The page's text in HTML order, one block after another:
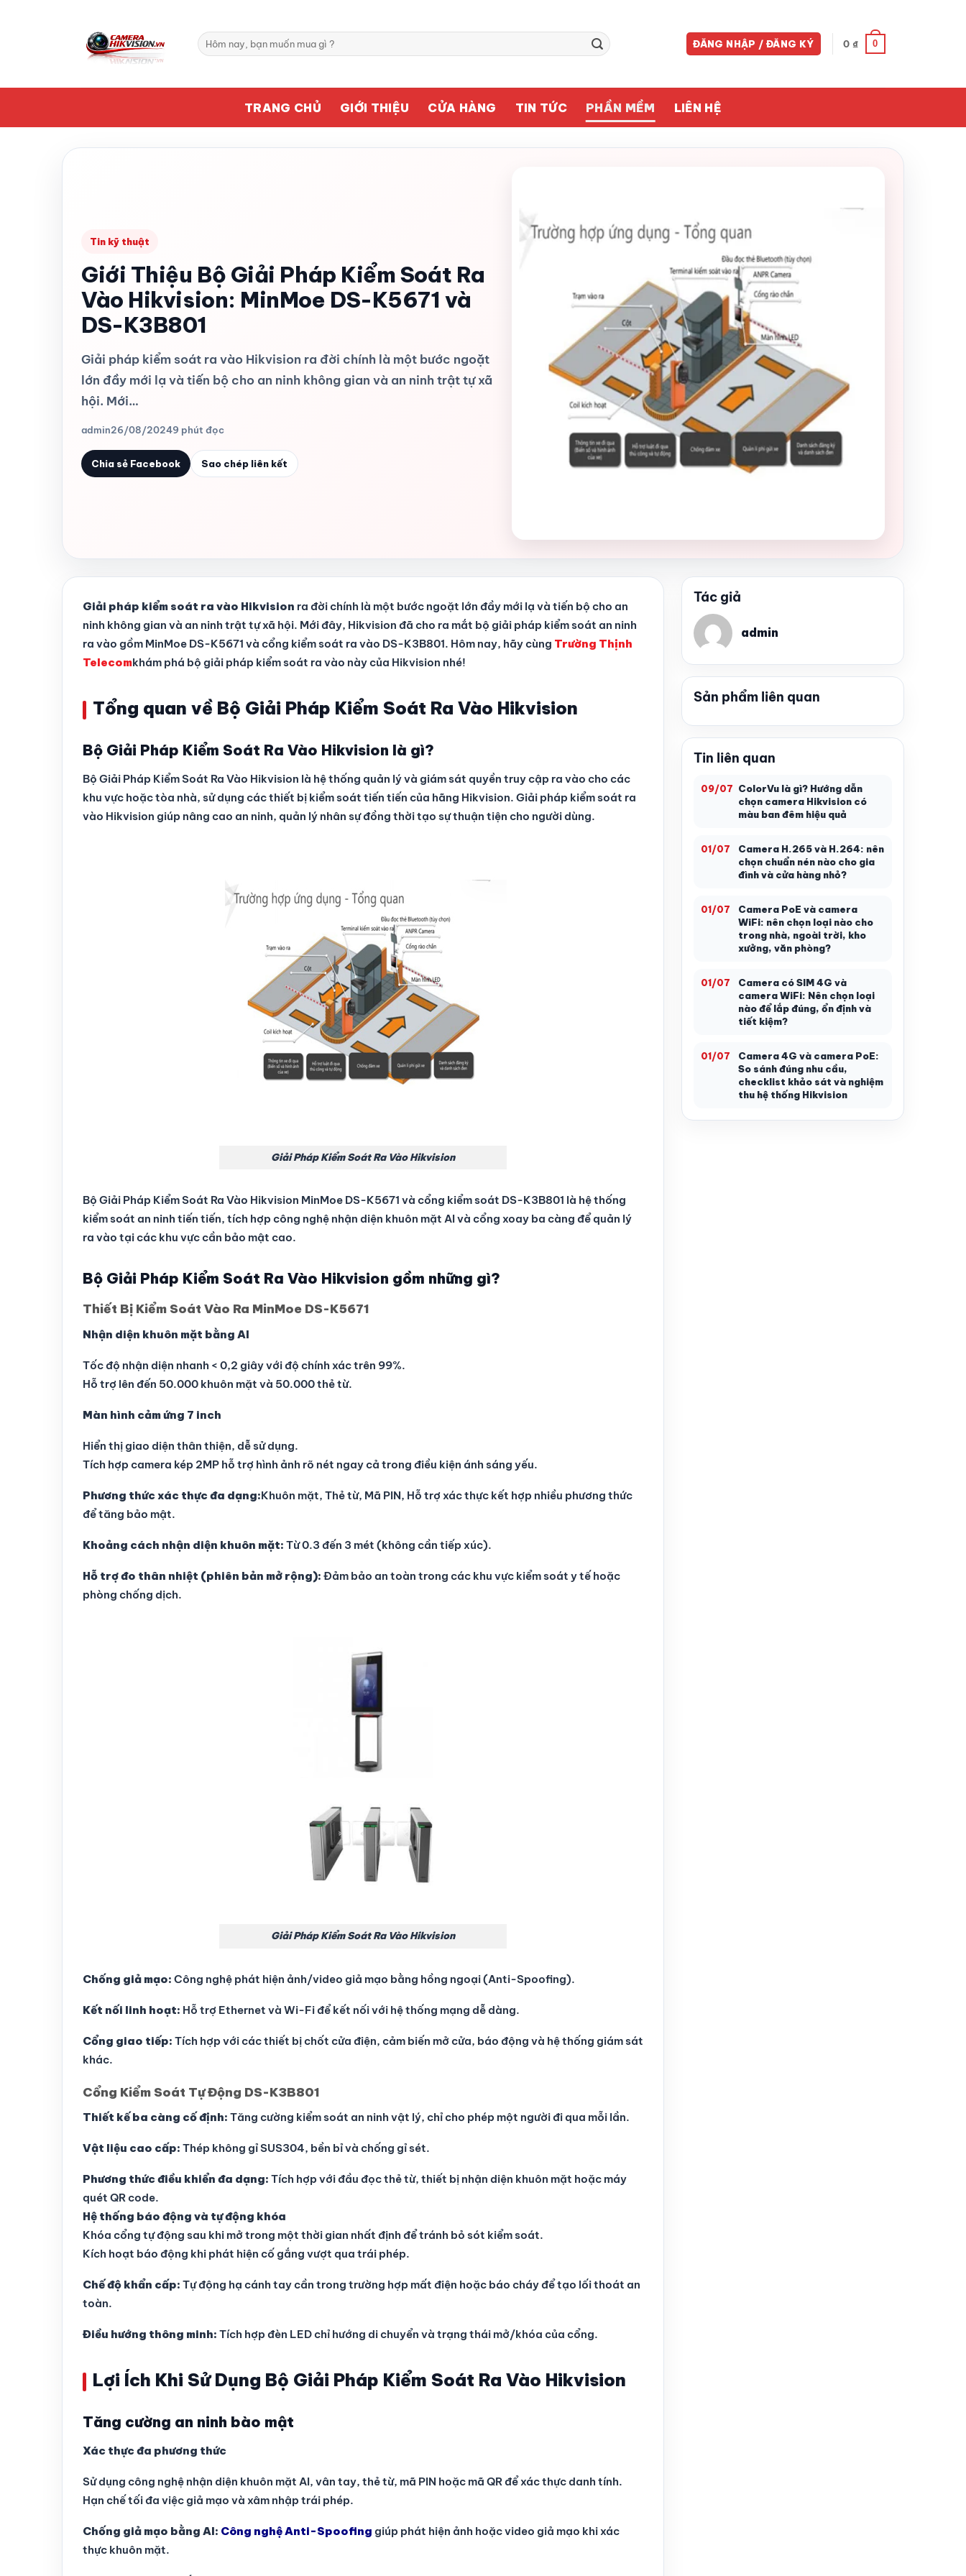
Tìm
kiếm:
ĐĂNG NHẬP / ĐĂNG KÝ 0 ₫ 0
TRANG CHỦ GIỚI THIỆU CỬA HÀNG TIN TỨC PHẦN MỀM LIÊN HỆ
Tin kỹ thuật
Giới Thiệu Bộ Giải Pháp Kiểm Soát Ra
Vào Hikvision: MinMoe DS-K5671 và
DS-K3B801
Giải pháp kiểm soát ra vào Hikvision ra đời chính là một bước ngoặt
lớn đầy mới lạ và tiến bộ cho an ninh không gian và an ninh trật tự xã
hội. Mới…
admin26/08/20249 phút đọc
Chia sẻ Facebook Sao chép liên kết
Giải pháp kiểm soát ra vào Hikvision ra đời chính là một bước ngoặt lớn đầy mới lạ và tiến bộ cho an
ninh không gian và an ninh trật tự xã hội. Mới đây, Hikvision đã cho ra mắt bộ giải pháp kiểm soát an ninh
ra vào gồm MinMoe DS-K5671 và cổng kiểm soát ra vào DS-K3B801. Hôm nay, hãy cùng Trường Thịnh
Telecomkhám phá bộ giải pháp kiểm soát ra vào này của Hikvision nhé!
Tổng quan về Bộ Giải Pháp Kiểm Soát Ra Vào Hikvision
Bộ Giải Pháp Kiểm Soát Ra Vào Hikvision là gì?
Bộ Giải Pháp Kiểm Soát Ra Vào Hikvision là hệ thống quản lý và giám sát quyền truy cập ra vào cho các
khu vực hoặc tòa nhà, sử dụng các thiết bị kiểm soát tiến tiến của hãng Hikvision. Giải pháp kiểm soát ra
vào Hikvision giúp nâng cao an ninh, quản lý nhân sự đồng thời tạo sự thuận tiện cho người dùng.
Giải Pháp Kiểm Soát Ra Vào Hikvision
Bộ Giải Pháp Kiểm Soát Ra Vào Hikvision MinMoe DS-K5671 và cổng kiểm soát DS-K3B801 là hệ thống
kiểm soát an ninh tiến tiến, tích hợp công nghệ nhận diện khuôn mặt AI và cổng xoay ba càng để quản lý
ra vào tại các khu vực cần bảo mật cao.
Bộ Giải Pháp Kiểm Soát Ra Vào Hikvision gồm những gì?
Thiết Bị Kiểm Soát Vào Ra MinMoe DS-K5671
Nhận diện khuôn mặt bằng AI
Tốc độ nhận diện nhanh < 0,2 giây với độ chính xác trên 99%.
Hỗ trợ lên đến 50.000 khuôn mặt và 50.000 thẻ từ.
Màn hình cảm ứng 7 inch
Hiển thị giao diện thân thiện, dễ sử dụng.
Tích hợp camera kép 2MP hỗ trợ hình ảnh rõ nét ngay cả trong điều kiện ánh sáng yếu.
Phương thức xác thực đa dạng:Khuôn mặt, Thẻ từ, Mã PIN, Hỗ trợ xác thực kết hợp nhiều phương thức
để tăng bảo mật.
Khoảng cách nhận diện khuôn mặt: Từ 0.3 đến 3 mét (không cần tiếp xúc).
Hỗ trợ đo thân nhiệt (phiên bản mở rộng): Đảm bảo an toàn trong các khu vực kiểm soát y tế hoặc
phòng chống dịch.
Giải Pháp Kiểm Soát Ra Vào Hikvision
Chống giả mạo: Công nghệ phát hiện ảnh/video giả mạo bằng hồng ngoại (Anti-Spoofing).
Kết nối linh hoạt: Hỗ trợ Ethernet và Wi-Fi để kết nối với hệ thống mạng dễ dàng.
Cổng giao tiếp: Tích hợp với các thiết bị chốt cửa điện, cảm biến mở cửa, báo động và hệ thống giám sát
khác.
Cổng Kiểm Soát Tự Động DS-K3B801
Thiết kế ba càng cố định: Tăng cường kiểm soát an ninh vật lý, chỉ cho phép một người đi qua mỗi lần.
Vật liệu cao cấp: Thép không gỉ SUS304, bền bỉ và chống gỉ sét.
Phương thức điều khiển đa dạng: Tích hợp với đầu đọc thẻ từ, thiết bị nhận diện khuôn mặt hoặc máy
quét QR code.
Hệ thống báo động và tự động khóa
Khóa cổng tự động sau khi mở trong một thời gian nhất định để tránh bỏ sót kiểm soát.
Kích hoạt báo động khi phát hiện cố gắng vượt qua trái phép.
Chế độ khẩn cấp: Tự động hạ cánh tay cần trong trường hợp mất điện hoặc báo cháy để tạo lối thoát an
toàn.
Điều hướng thông minh: Tích hợp đèn LED chỉ hướng di chuyển và trạng thái mở/khóa của cổng.
Lợi Ích Khi Sử Dụng Bộ Giải Pháp Kiểm Soát Ra Vào Hikvision
Tăng cường an ninh bào mật
Xác thực đa phương thức
Sử dụng công nghệ nhận diện khuôn mặt AI, vân tay, thẻ từ, mã PIN hoặc mã QR để xác thực danh tính.
Hạn chế tối đa việc giả mạo và xâm nhập trái phép.
Chống giả mạo bằng AI: Công nghệ Anti-Spoofing giúp phát hiện ảnh hoặc video giả mạo khi xác
thực khuôn mặt.
Tác giả
admin
Sản phẩm liên quan
Tin liên quan
09/07 ColorVu là gì? Hướng dẫn
chọn camera Hikvision có
màu ban đêm hiệu quả
01/07
Camera H.265 và H.264: nên
chọn chuẩn nén nào cho gia
đình và cửa hàng nhỏ?
01/07
Camera PoE và camera
WiFi: nên chọn loại nào cho
trong nhà, ngoài trời, kho
xưởng, văn phòng?
01/07
Camera có SIM 4G và
camera WiFi: Nên chọn loại
nào để lắp đúng, ổn định và
tiết kiệm?
01/07
Camera 4G và camera PoE:
So sánh đúng nhu cầu,
checklist khảo sát và nghiệm
thu hệ thống Hikvision